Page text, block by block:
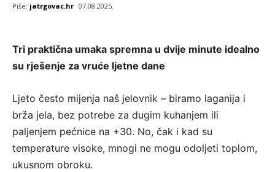
Piše: jatrgovac.hr 07.08.2025.
Tri praktična umaka spremna u dvije minute idealno
su rješenje za vruće ljetne dane
Ljeto često mijenja naš jelovnik – biramo laganija i
brža jela, bez potrebe za dugim kuhanjem ili
paljenjem pećnice na +30. No, čak i kad su
temperature visoke, mnogi ne mogu odoljeti toplom,
ukusnom obroku.